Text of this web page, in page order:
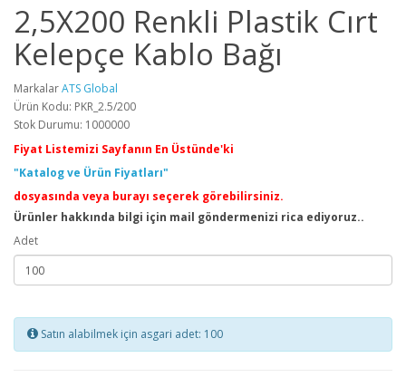
2,5X200 Renkli Plastik Cırt
Kelepçe Kablo Bağı
MarkalarATS Global
Ürün Kodu: PKR_2.5/200
Stok Durumu: 1000000
Fiyat Listemizi Sayfanın En Üstünde'ki
"Katalog ve Ürün Fiyatları"
dosyasında veya burayı seçerek görebilirsiniz.
Ürünler hakkında bilgi için mail göndermenizi rica ediyoruz..
Adet
Satın alabilmek için asgari adet: 100